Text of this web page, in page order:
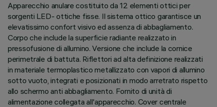
Apparecchio anulare costituito da 12 elementi ottici per
sorgenti LED- ottiche fisse. Il sistema ottico garantisce un
elevatissimo confort visivo ed assenza di abbagliamento.
Corpo che include la superficie radiante realizzato in
pressofusione di allumino. Versione che include la cornice
perimetrale di battuta. Riflettori ad alta definizione realizzati
in materiale termoplastico metallizzato con vapori di allumino
sotto vuoto, integrati e posizionati in modo arretrato rispetto
allo schermo anti abbagliamento. Fornito di unità di
alimentazione collegata all'apparecchio. Cover centrale